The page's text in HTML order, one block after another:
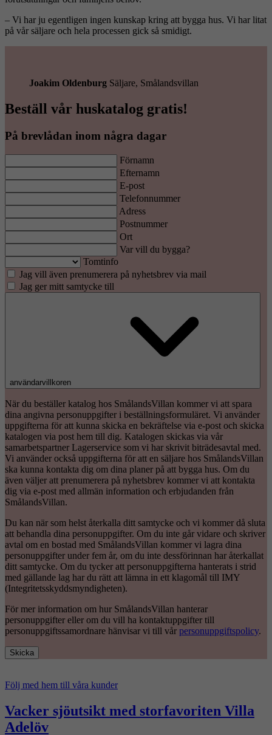
– Vi har ju egentligen ingen kunskap kring att bygga hus. Vi har litat
på vår säljare och hela processen gick så smidigt.
Joakim Oldenburg Säljare, Smålandsvillan
Beställ vår huskatalog gratis!
På brevlådan inom några dagar
Förnamn
Efternamn
E-post
Telefonnummer
Adress
Postnummer
Ort
Var vill du bygga?
Tomtinfo
Jag vill även prenumerera på nyhetsbrev via mail
Jag ger mitt samtycke till
användarvillkoren
När du beställer katalog hos SmålandsVillan kommer vi att spara
dina angivna personuppgifter i beställningsformuläret. Vi använder
uppgifterna för att kunna skicka en bekräftelse via e-post och skicka
katalogen via post hem till dig. Katalogen skickas via vår
samarbetspartner Lagerservice som vi har skrivit biträdesavtal med.
Vi använder också uppgifterna för att en säljare hos SmålandsVillan
ska kunna kontakta dig om dina planer på att bygga hus. Om du
även väljer att prenumerera på nyhetsbrev kommer vi att kontakta
dig via e-post med allmän information och erbjudanden från
SmålandsVillan.
Du kan när som helst återkalla ditt samtycke och vi kommer då sluta
att behandla dina personuppgifter. Om du inte går vidare och skriver
avtal om en bostad med SmålandsVillan kommer vi lagra dina
personuppgifter under fem år, om du inte dessförinnan har återkallat
ditt samtycke. Om du tycker att personuppgifterna hanterats i strid
med gällande lag har du rätt att lämna in ett klagomål till IMY
(Integritetsskyddsmyndigheten).
För mer information om hur SmålandsVillan hanterar
personuppgifter eller om du vill ha kontaktuppgifter till
personuppgiftssamordnare hänvisar vi till vår personuppgiftspolicy.
Skicka
Följ med hem till våra kunder
Vacker sjöutsikt med storfavoriten Villa
Adelöv